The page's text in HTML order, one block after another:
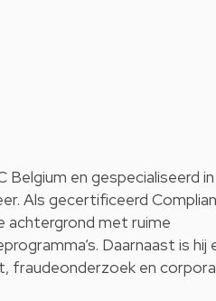
en gespecialiseerd in
Als gecertificeerd
achtergrond met ruime
Daarnaast is hij
fraudeonderzoek en